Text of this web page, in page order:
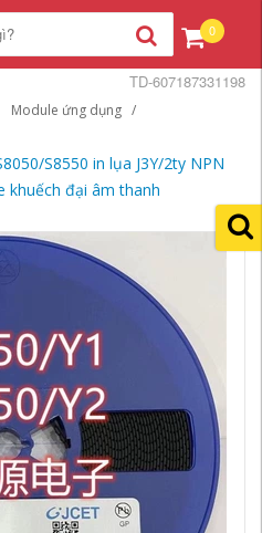
0
Module ứng dụng
S8550 in lụa J3Y/2ty NPN
khuếch đại âm thanh
TD-607187331198